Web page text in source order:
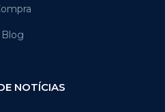
Blog
NOTÍCIAS